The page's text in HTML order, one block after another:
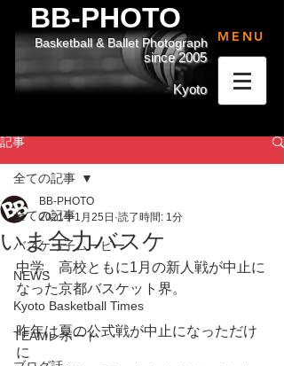
BB-PHOTO
since 2005
Basketball & Ballet Photograph
Kyoto
MENU
記事
全ての記事
バスケっ子ムービー
NEWS
Kyoto Basketball Times
TEAMレポート
全ての記事
いま全力バスケ
BB-PHOTO
2021年1月25日 読了時間: 1分
中学、高校ともに1月の新人戦が中止に
なった京都バスケット界。
昨年は夏の公式戦が中止になっただけ
に